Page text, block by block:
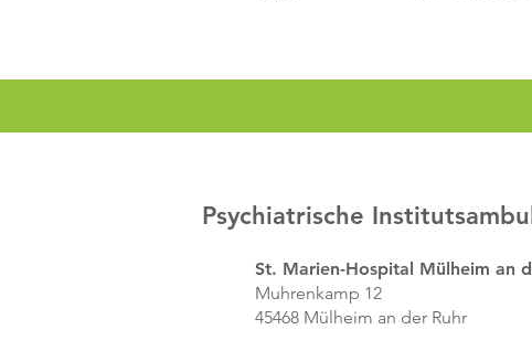
Psychiatrische
St. Marien-Hospital Mülheim an
Muhrenkamp 12
45468 Mülheim an der Ruhr